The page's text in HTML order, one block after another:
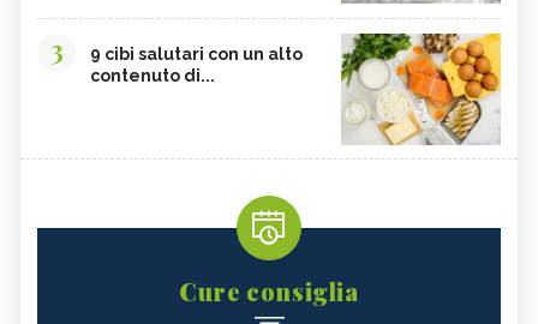
3
9 cibi salutari con un alto
contenuto di...
Cure consiglia